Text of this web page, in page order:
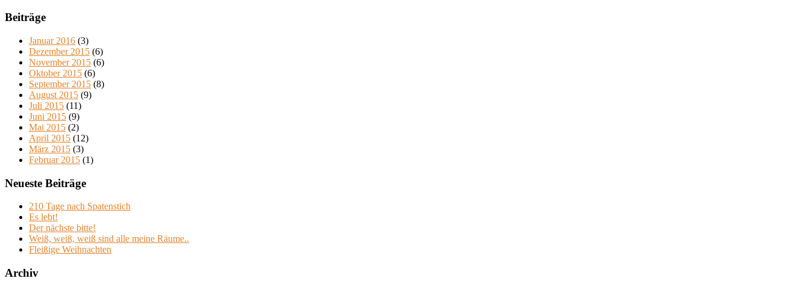
Beiträge
Januar 2016 (3)
Dezember 2015 (6)
November 2015 (6)
Oktober 2015 (6)
September 2015 (8)
August 2015 (9)
Juli 2015 (11)
Juni 2015 (9)
Mai 2015 (2)
April 2015 (12)
März 2015 (3)
Februar 2015 (1)
Neueste Beiträge
210 Tage nach Spatenstich
Es lebt!
Der nächste bitte!
Weiß, weiß, weiß sind alle meine Räume..
Fleißige Weihnachten
Archiv